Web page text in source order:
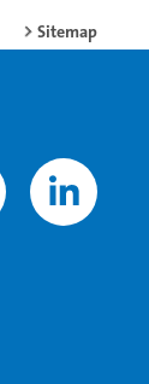
Sitemap